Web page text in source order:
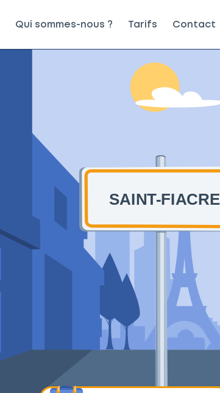
Qui sommes-nous ? Tarifs Contact
SAINT-FIACRE